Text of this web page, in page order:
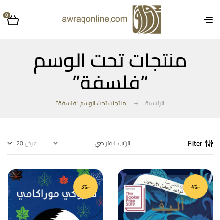
0
منتجات تحت الوسم
“فلسفة”
الرئيسية منتجات تحت الوسم “فلسفة”
Filter عرض
-4%
-3%